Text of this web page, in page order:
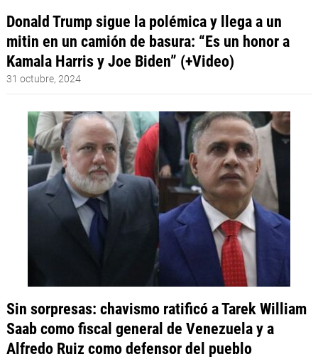
Donald Trump sigue la polémica y llega a un
mitin en un camión de basura: “Es un honor a
Kamala Harris y Joe Biden” (+Video)
31 octubre, 2024
Sin sorpresas: chavismo ratificó a Tarek William
Saab como fiscal general de Venezuela y a
Alfredo Ruiz como defensor del pueblo